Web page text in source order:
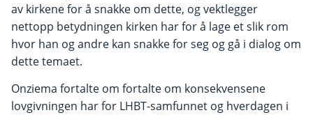
av kirkene for å snakke om dette, og vektlegger
nettopp betydningen kirken har for å lage et slik rom
hvor han og andre kan snakke for seg og gå i dialog om
dette temaet.
Onziema fortalte om fortalte om konsekvensene
lovgivningen har for LHBT-samfunnet og hverdagen i